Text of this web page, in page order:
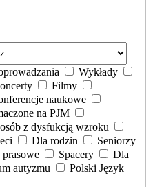
Wykłady
Filmy
naukowe
na PJM
z dysfukcją wzroku
Dla rodzin
Seniorzy
Spacery
autyzmu